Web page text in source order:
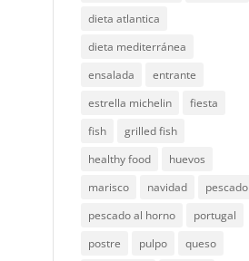
dieta atlantica
dieta mediterránea
ensalada
entrante
estrella michelin
fiesta
fish
grilled fish
healthy food
huevos
marisco
navidad
pescado
pescado al horno
portugal
postre
pulpo
queso